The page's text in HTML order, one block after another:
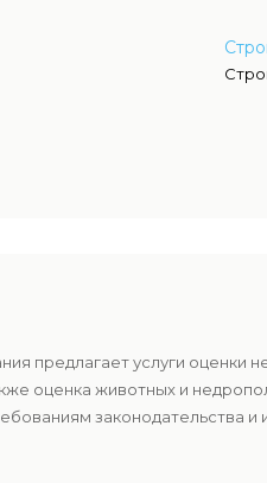
предлагает услуги
оценка животных и
законодательства и